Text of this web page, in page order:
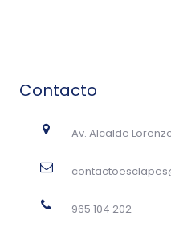
Contacto
Av. Alcalde
965 104 202